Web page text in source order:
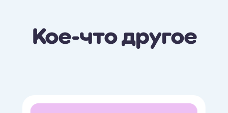
Кое-что другое